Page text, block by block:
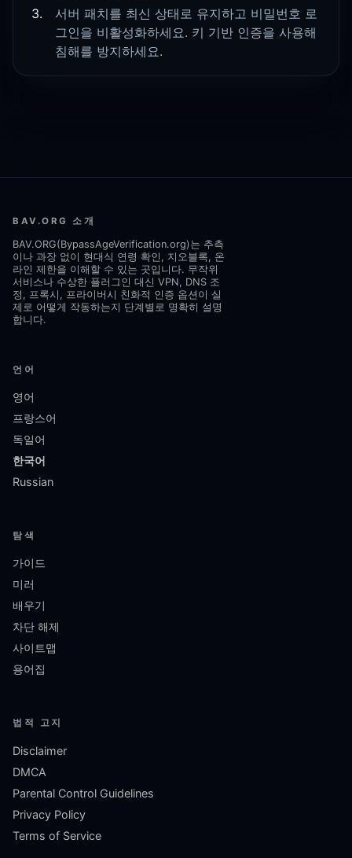
서버 패치를 최신 상태로 유지하고 비밀번호 로
그인을 비활성화하세요. 키 기반 인증을 사용해
침해를 방지하세요.
BAV.ORG 소개
BAV.ORG(BypassAgeVerification.org)는 추측
이나 과장 없이 현대식 연령 확인, 지오블록, 온
라인 제한을 이해할 수 있는 곳입니다. 무작위
서비스나 수상한 플러그인 대신 VPN, DNS 조
정, 프록시, 프라이버시 친화적 인증 옵션이 실
제로 어떻게 작동하는지 단계별로 명확히 설명
합니다.
언어
영어
프랑스어
독일어
한국어
Russian
탐색
가이드
미러
배우기
차단 해제
사이트맵
용어집
법적 고지
Disclaimer
DMCA
Parental Control Guidelines
Privacy Policy
Terms of Service